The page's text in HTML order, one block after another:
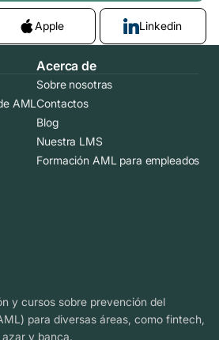
Apple Linkedin
AML
Acerca de
Sobre nosotras
Contactos
Blog
Nuestra LMS
Formación AML para empleados
y cursos sobre prevención del
para diversas áreas, como fintech,
y banca.